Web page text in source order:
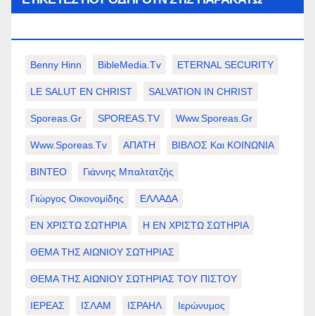
Benny Hinn BibleMedia.tv ETERNAL SECURITY
LE SALUT EN CHRIST SALVATION IN CHRIST
Sporeas.gr SPOREAS.TV Www.sporeas.gr
Www.sporeas.tv ΑΠΑΤΗ ΒΙΒΛΟΣ Και ΚΟΙΝΩΝΙΑ
ΒΙΝΤΕΟ Γιάννης Μπαλτατζής
Γιώργος Οικονομίδης ΕΛΛΑΔΑ
ΕΝ ΧΡΙΣΤΩ ΣΩΤΗΡΙΑ Η ΕΝ ΧΡΙΣΤΩ ΣΩΤΗΡΙΑ
ΘΕΜΑ ΤΗΣ ΑΙΩΝΙΟΥ ΣΩΤΗΡΙΑΣ
ΘΕΜΑ ΤΗΣ ΑΙΩΝΙΟΥ ΣΩΤΗΡΙΑΣ ΤΟΥ ΠΙΣΤΟΥ
ΙΕΡΕΑΣ ΙΣΛΑΜ ΙΣΡΑΗΛ Ιερώνυμος